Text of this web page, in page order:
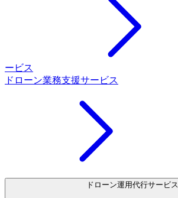
ービス
ドローン業務支援サービス
ドローン運用代行サービス